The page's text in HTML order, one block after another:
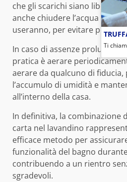
che gli scarichi siano liberi da
anche chiudere l’acqua ai
useranno, per evitare perdite
In caso di assenze
pratica è aerare
aerare da qualcuno di
l’accumulo di umidità e
all’interno della casa.
In definitiva, la combinazione
carta nel lavandino
efficace metodo per
funzionalità del bagno
contribuendo a un rientro
sgradevoli.
Ti